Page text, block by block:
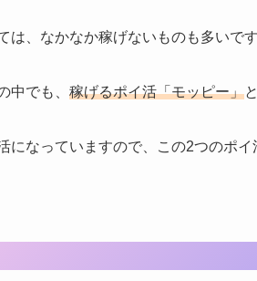
は、なかなか稼げないものも多いです
中でも、 稼げるポイ活「モッピー」と
になっていますので、この2つのポイ